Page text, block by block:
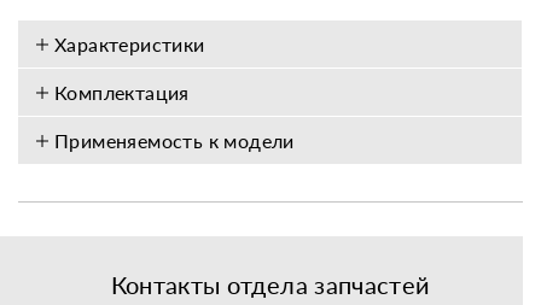
Характеристики
Комплектация
Применяемость к модели
Контакты отдела запчастей